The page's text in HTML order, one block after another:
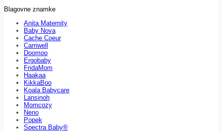
Blagovne znamke
Anita Maternity
Baby Nova
Cache Coeur
Carriwell
Doomoo
Ergobaby
FridaMom
Haakaa
KikkaBoo
Koala Babycare
Lansinoh
Momcozy
Neno
Popek
Spectra Baby®